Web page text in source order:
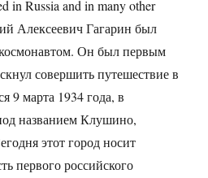
in Russia and in many other
Алексеевич Гагарин был
Он был первым
совершить путешествие в
9 марта 1934 года, в
названием Клушино,
этот город носит
первого российского